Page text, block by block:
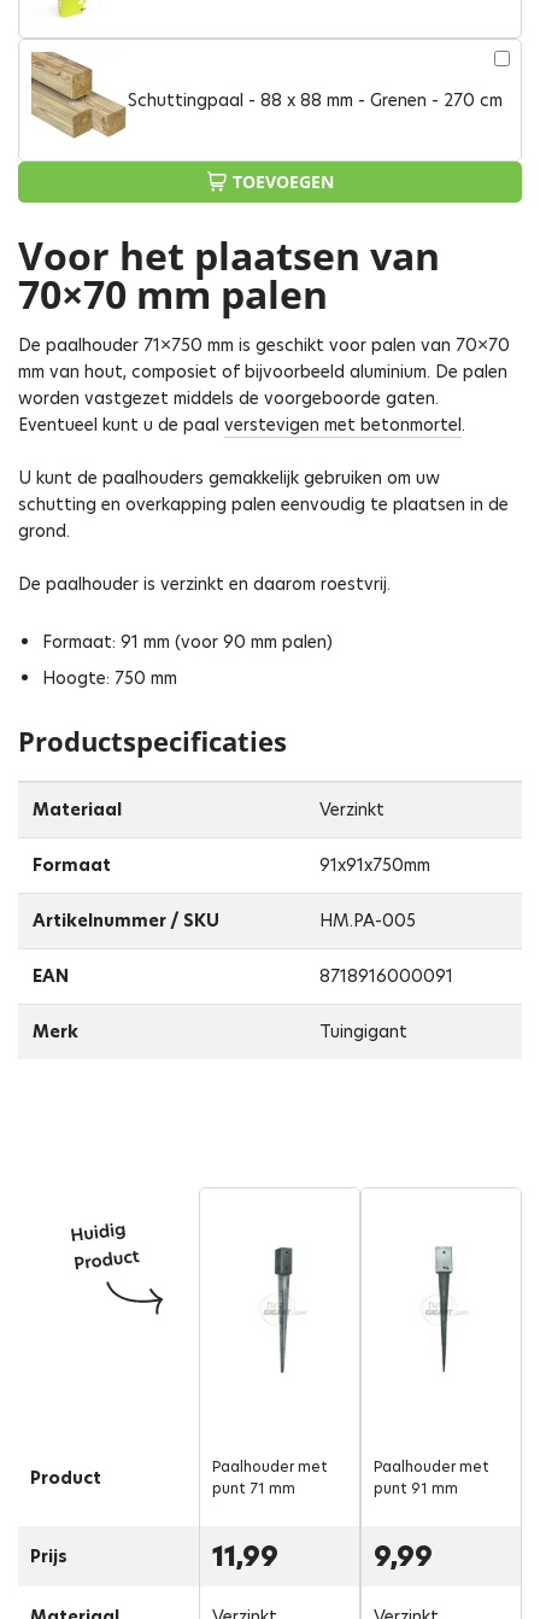
Schuttingpaal - 88 x 88 mm - Grenen - 270 cm
TOEVOEGEN
Voor het plaatsen van
70×70 mm palen
De paalhouder 71×750 mm is geschikt voor palen van 70×70
mm van hout, composiet of bijvoorbeeld aluminium. De palen
worden vastgezet middels de voorgeboorde gaten.
Eventueel kunt u de paal verstevigen met betonmortel.
U kunt de paalhouders gemakkelijk gebruiken om uw
schutting en overkapping palen eenvoudig te plaatsen in de
grond.
De paalhouder is verzinkt en daarom roestvrij.
Formaat: 91 mm (voor 90 mm palen)
Hoogte: 750 mm
Productspecificaties
Materiaal Verzinkt
Formaat 91x91x750mm
Artikelnummer / SKU HM.PA-005
EAN 8718916000091
Merk Tuingigant
Product
Prijs
Paalhouder met
punt 71 mm
11,99
Paalhouder met
punt 91 mm
9,99